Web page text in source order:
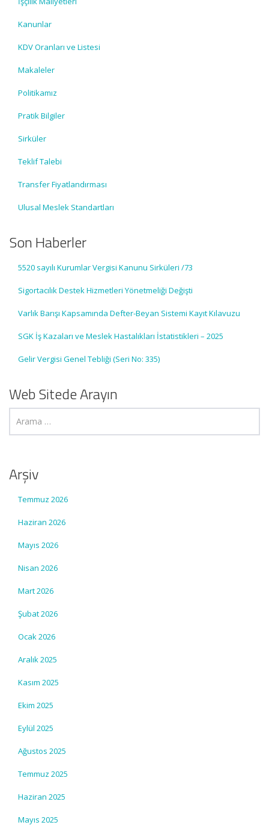
Kanunlar
KDV Oranları ve Listesi
Makaleler
Politikamız
Pratik Bilgiler
Sirküler
Teklif Talebi
Transfer Fiyatlandırması
Ulusal Meslek Standartları
Son Haberler
5520 sayılı Kurumlar Vergisi Kanunu Sirküleri /73
Sigortacılık Destek Hizmetleri Yönetmeliği Değişti
Varlık Barışı Kapsamında Defter-Beyan Sistemi Kayıt Kılavuzu
SGK İş Kazaları ve Meslek Hastalıkları İstatistikleri – 2025
Gelir Vergisi Genel Tebliği (Seri No: 335)
Web Sitede Arayın
Arşiv
Temmuz 2026
Haziran 2026
Mayıs 2026
Nisan 2026
Mart 2026
Şubat 2026
Ocak 2026
Aralık 2025
Kasım 2025
Ekim 2025
Eylül 2025
Ağustos 2025
Temmuz 2025
Haziran 2025
Mayıs 2025